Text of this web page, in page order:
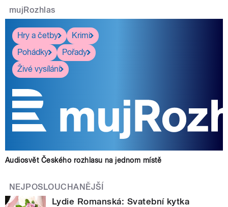
mujRozhlas
Hry a četby
Krimi
Pohádky
Pořady
Živé vysílání
Audiosvět Českého rozhlasu na jednom místě
NEJPOSLOUCHANĚJŠÍ
Lydie Romanská: Svatební kytka